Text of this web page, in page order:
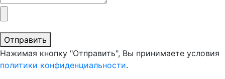
Отправить
Нажимая кнопку "Отправить", Вы принимаете условия
политики конфиденциальности.